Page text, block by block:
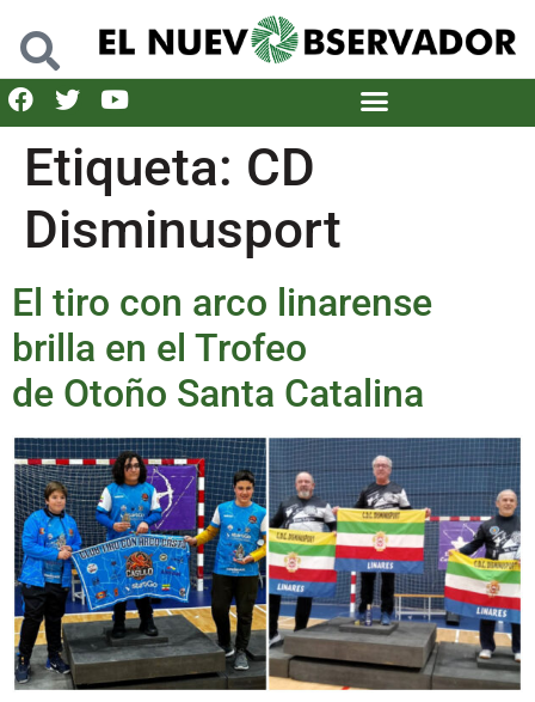
Etiqueta: CD
Disminusport
El tiro con arco linarense
brilla en el Trofeo
de Otoño Santa Catalina